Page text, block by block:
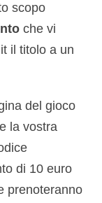
scopo
che vi
il titolo a un
del gioco
la vostra
di 10 euro
prenoteranno